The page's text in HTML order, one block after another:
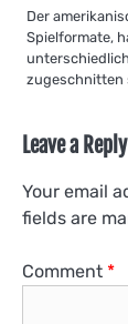
Der
Spielformate,
zugeschnitten
Leave a Reply
Your email
fields are
Comment *